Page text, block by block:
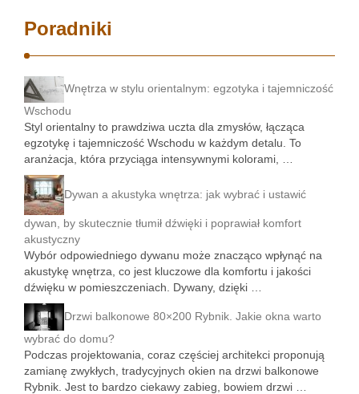
Poradniki
Wnętrza w stylu orientalnym: egzotyka i tajemniczość
Wschodu
Styl orientalny to prawdziwa uczta dla zmysłów, łącząca
egzotykę i tajemniczość Wschodu w każdym detalu. To
aranżacja, która przyciąga intensywnymi kolorami, …
Dywan a akustyka wnętrza: jak wybrać i ustawić
dywan, by skutecznie tłumił dźwięki i poprawiał komfort
akustyczny
Wybór odpowiedniego dywanu może znacząco wpłynąć na
akustykę wnętrza, co jest kluczowe dla komfortu i jakości
dźwięku w pomieszczeniach. Dywany, dzięki …
Drzwi balkonowe 80×200 Rybnik. Jakie okna warto
wybrać do domu?
Podczas projektowania, coraz częściej architekci proponują
zamianę zwykłych, tradycyjnych okien na drzwi balkonowe
Rybnik. Jest to bardzo ciekawy zabieg, bowiem drzwi …